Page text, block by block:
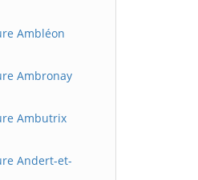
Ambléon
Ambronay
Ambutrix
Andert-et-